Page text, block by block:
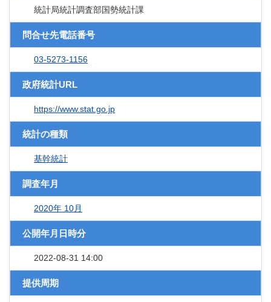
統計局統計調査部国勢統計課
問合せ先電話番号
03-5273-1156
政府統計URL
https://www.stat.go.jp
統計の種類
基幹統計
調査年月
2020年 10月
公開年月日時分
2022-08-31 14:00
提供周期